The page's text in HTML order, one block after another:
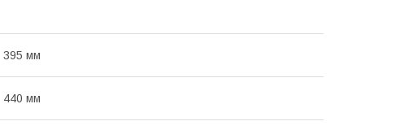
395 мм
440 мм